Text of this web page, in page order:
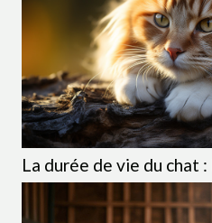
La durée de vie du chat